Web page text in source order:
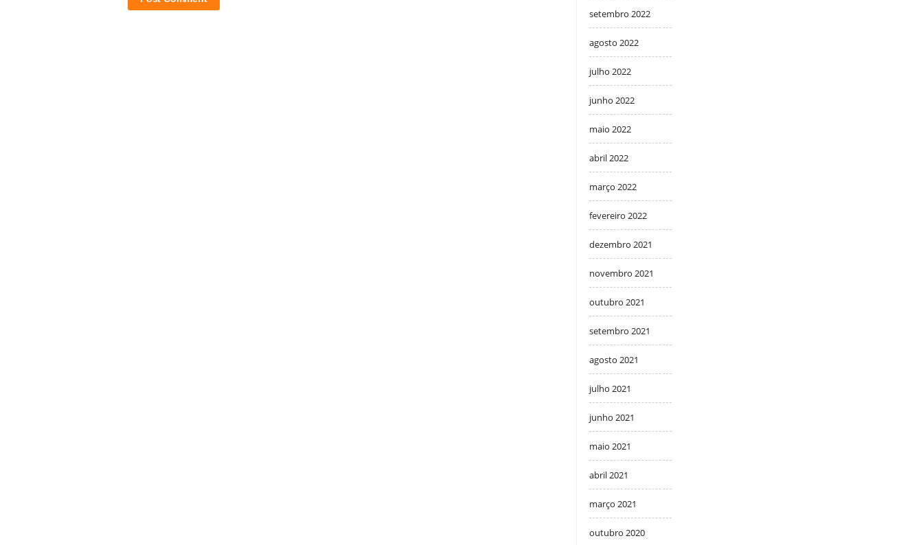
setembro 2022
agosto 2022
julho 2022
junho 2022
maio 2022
abril 2022
março 2022
fevereiro 2022
dezembro 2021
novembro 2021
outubro 2021
setembro 2021
agosto 2021
julho 2021
junho 2021
maio 2021
abril 2021
março 2021
outubro 2020